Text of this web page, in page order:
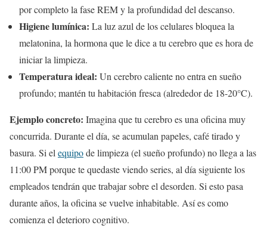
por completo la fase REM y la profundidad del descanso.
Higiene lumínica: La luz azul de los celulares bloquea la
melatonina, la hormona que le dice a tu cerebro que es hora de
iniciar la limpieza.
Temperatura ideal: Un cerebro caliente no entra en sueño
profundo; mantén tu habitación fresca (alrededor de 18-20°C).
Ejemplo concreto: Imagina que tu cerebro es una oficina muy
concurrida. Durante el día, se acumulan papeles, café tirado y
basura. Si elequipode limpieza (el sueño profundo) no llega a las
11:00 PM porque te quedaste viendo series, al día siguiente los
empleados tendrán que trabajar sobre el desorden. Si esto pasa
durante años, la oficina se vuelve inhabitable. Así es como
comienza el deterioro cognitivo.